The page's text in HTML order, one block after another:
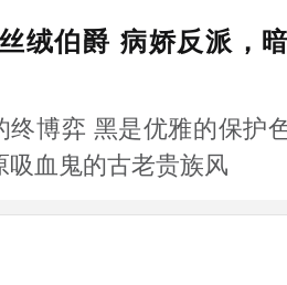
绒伯爵 病娇反派，
博弈 黑是优雅的保护
血鬼的古老贵族风